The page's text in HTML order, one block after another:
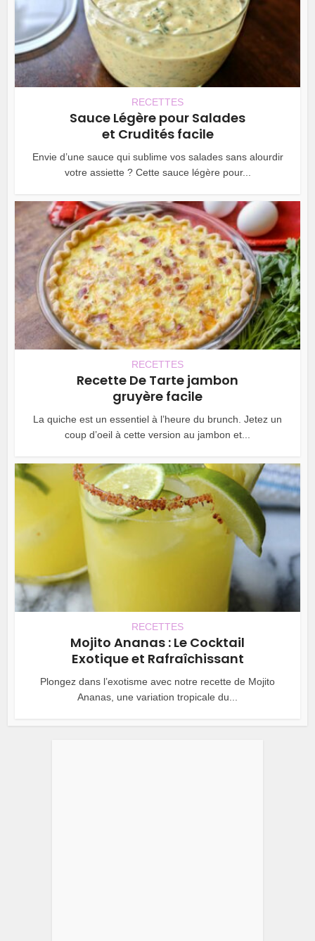
RECETTES
Sauce Légère pour Salades
et Crudités facile
Envie d’une sauce qui sublime vos salades sans alourdir
votre assiette ? Cette sauce légère pour...
RECETTES
Recette De Tarte jambon
gruyère facile
La quiche est un essentiel à l’heure du brunch. Jetez un
coup d’oeil à cette version au jambon et...
RECETTES
Mojito Ananas : Le Cocktail
Exotique et Rafraîchissant
Plongez dans l’exotisme avec notre recette de Mojito
Ananas, une variation tropicale du...